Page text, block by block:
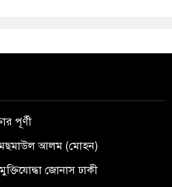
পূর্ণী
মেছমাউল আলম (মোহন)
জোনাস ঢাকী